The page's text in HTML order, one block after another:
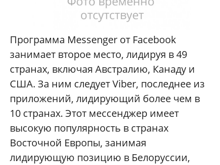
Программа Messenger от Facebook
занимает второе место, лидируя в 49
странах, включая Австралию, Канаду и
США. За ним следует Viber, последнее из
приложений, лидирующий более чем в
10 странах. Этот мессенджер имеет
высокую популярность в странах
Восточной Европы, занимая
лидирующую позицию в Белоруссии,